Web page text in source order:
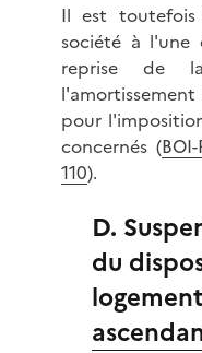
Il est
société à l'une
reprise de
pour
concernés (
110).
D.
du